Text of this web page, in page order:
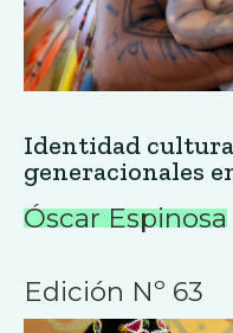
Identidad
generacionales
Óscar Espinosa
Edición Nº 63